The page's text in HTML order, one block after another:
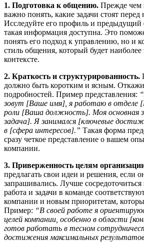
1. Подготовка к общению. Прежде чем
важно понять, какие задачи стоят
Исследуйте его профиль и предыдущий
такая информация доступна. Это
понять его подход к управлению, но и
стиль общения, который будет
контексте.
2. Краткость и структурированность.
должно быть коротким и ясным.
подробностей. Пример представления:
зовут [Ваше имя], я работаю в отделе
роли [Ваша должность]. Моя основная
задача]. Я занимался [ключевые
в [сфера интересов].” Такая форма
сразу четкое представление о вашем
компании.
3. Приверженность целям
предлагать свои идеи и решения, если
запрашивались. Лучше
работа и задачи в команде
компании и новым приоритетам,
Пример: “В своей работе я
целей компании, особенно в области
готов работать в тесном
достижения максимальных